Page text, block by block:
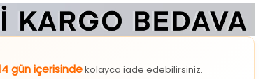
gün içerisindekolayca iade edebilirsiniz.